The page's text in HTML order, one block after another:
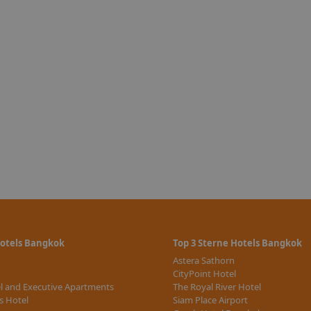
Bangkok
and Executive Apartments
Hotel
Top 3 Sterne Hotels Bangkok
Astera Sathorn
CityPoint Hotel
The Royal River Hotel
Siam Place Airport